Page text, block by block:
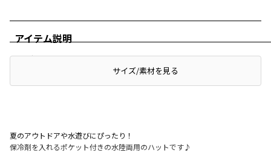
レビュー
アイテム説明
サイズ/素材を見る
夏のアウトドアや水遊びにぴったり！
保冷剤を入れるポケット付きの水陸両用のハットです♪